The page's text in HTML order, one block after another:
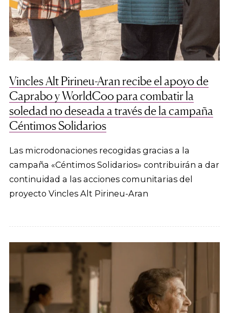
Vincles Alt Pirineu-Aran recibe el apoyo de
Caprabo y WorldCoo para combatir la
soledad no deseada a través de la campaña
Céntimos Solidarios
Las microdonaciones recogidas gracias a la
campaña «Céntimos Solidarios» contribuirán a dar
continuidad a las acciones comunitarias del
proyecto Vincles Alt Pirineu-Aran